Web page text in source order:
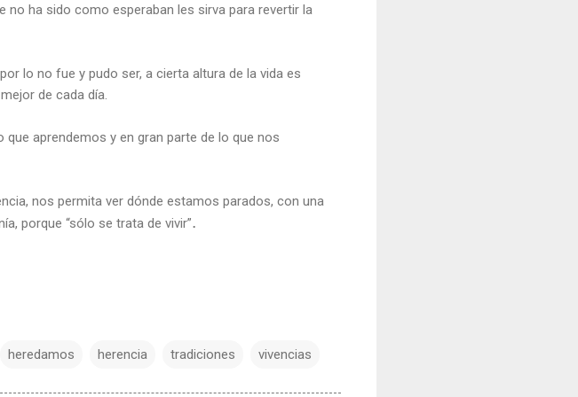
no ha sido como esperaban les sirva para revertir la
lo no fue y pudo ser, a cierta altura de la vida es
de cada día.
aprendemos y en gran parte de lo que nos
nos permita ver dónde estamos parados, con una
porque “sólo se trata de vivir”.
heredamos herencia tradiciones vivencias